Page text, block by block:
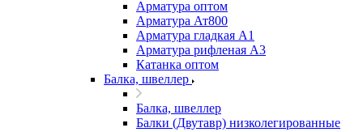
Арматура оптом
Арматура Ат800
Арматура гладкая А1
Арматура рифленая А3
Катанка оптом
Балка, швеллер
Балка, швеллер
Балки (Двутавр) низколегированные